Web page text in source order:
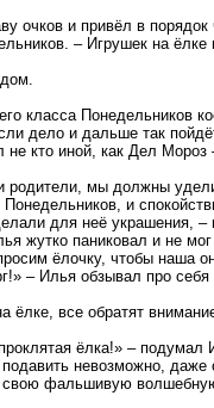
очков и привёл в
– Игрушек на
класса Понедельников
дело и дальше так
кто иной, как Дел
родители, мы должны
и
для неё украшения,
жутко паниковал и не
ёлочку, чтобы наша
– Илья обзывал про
ёлке, все обратят
ёлка!» –
невозможно, даже
фальшивую